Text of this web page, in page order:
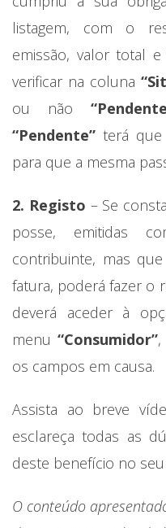
listagem, com o
emissão, valor total
verificar na coluna
ou não
“Pendente” terá que
para que a mesma
2. Registo – Se
posse, emitidas
contribuinte, mas
fatura, poderá fazer o
deverá aceder à
menu“Consumidor”
os campos em causa.
Assista ao breve
esclareça todas as
deste benefício no seu
O conteúdo